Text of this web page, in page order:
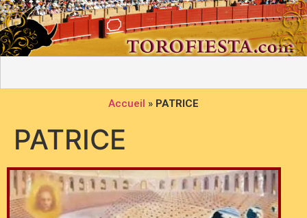
Accueil » PATRICE
PATRICE